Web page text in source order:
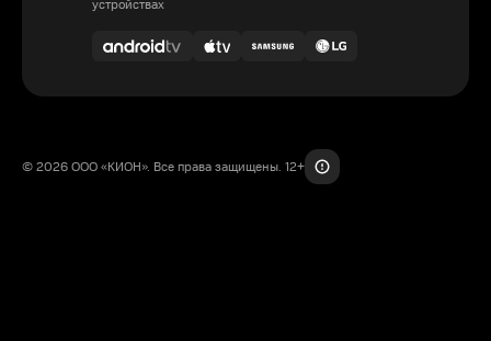
устройствах
© 2026 ООО «КИОН». Все права защищены. 12+